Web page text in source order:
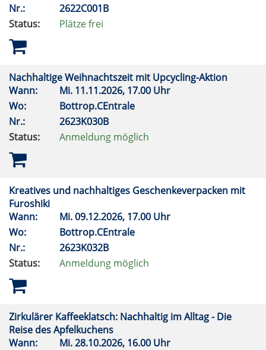
Nr.:
2622C001B
Status:
Plätze frei
Nachhaltige Weihnachtszeit mit Upcycling-Aktion
Wann:
Mi. 11.11.2026, 17.00 Uhr
Wo:
Bottrop.CEntrale
Nr.:
2623K030B
Status:
Anmeldung möglich
Kreatives und nachhaltiges Geschenkeverpacken mit
Furoshiki
Wann:
Mi.09.12.2026, 17.00 Uhr
Wo:
Bottrop.CEntrale
Nr.:
2623K032B
Status:
Anmeldung möglich
Zirkulärer Kaffeeklatsch: Nachhaltig im Alltag - Die
Reise des Apfelkuchens
Wann:
Mi.28.10.2026, 16.00 Uhr